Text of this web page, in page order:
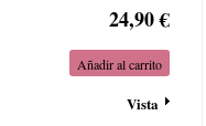
24,90 €
Añadir al carrito
Vista